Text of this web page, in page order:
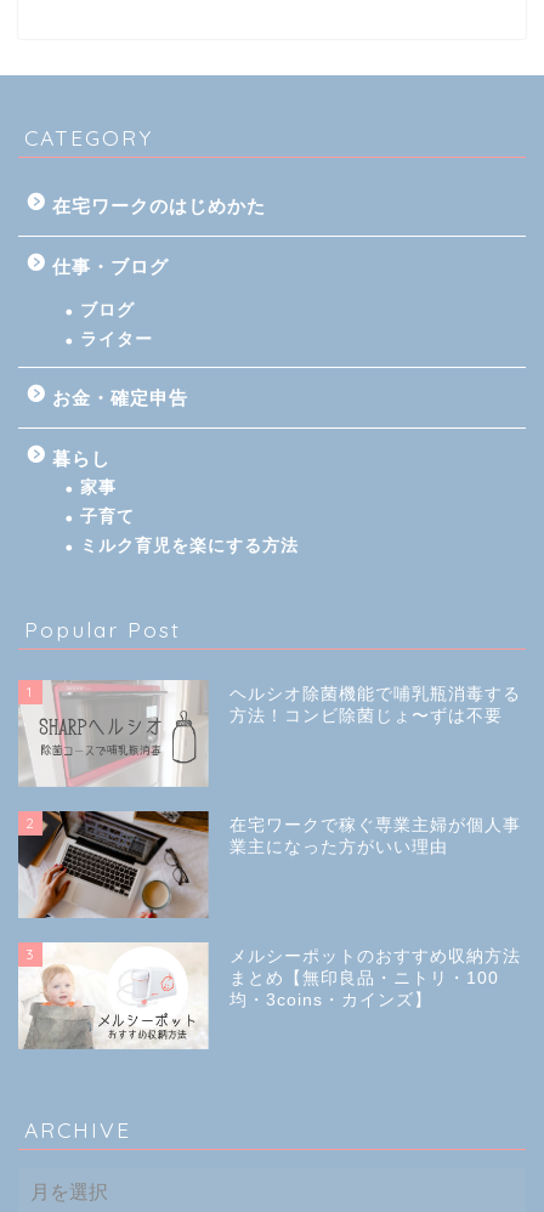
CATEGORY
在宅ワークのはじめかた
仕事・ブログ
ブログ
ライター
お金・確定申告
暮らし
家事
子育て
ミルク育児を楽にする方法
Popular Post
1
ヘルシオ除菌機能で哺乳瓶消毒する
方法！コンビ除菌じょ〜ずは不要
2
在宅ワークで稼ぐ専業主婦が個人事
業主になった方がいい理由
3
メルシーポットのおすすめ収納方法
まとめ【無印良品・ニトリ・100
均・3coins・カインズ】
ARCHIVE